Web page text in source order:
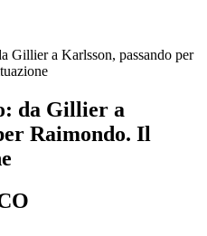
Gillier a Karlsson, passando per
da Gillier a
Raimondo. Il